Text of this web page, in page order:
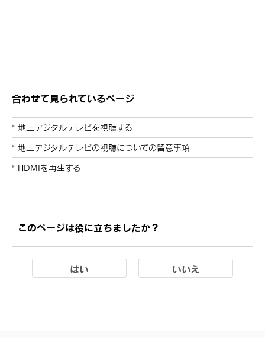
合わせて見られているページ
地上デジタルテレビを視聴する
地上デジタルテレビの視聴についての留意事項
HDMIを再生する
このページは役に立ちましたか？
はい いいえ